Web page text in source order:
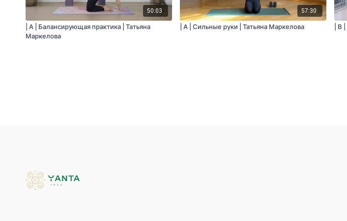
50:03
| A | Балансирующая практика | Татьяна
Маркелова
57:30
| A | Сильные руки | Татьяна Маркелова |